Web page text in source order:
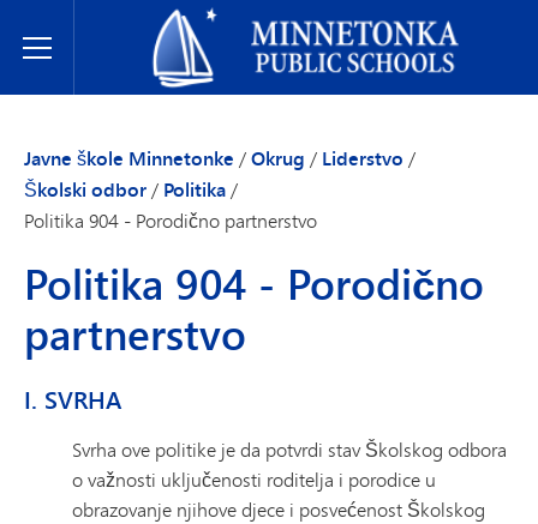
Toggle Menu
Javne škole Minnetonke
Javne škole Minnetonke /Okrug / Liderstvo /
Školski odbor/ Politika/
Politika 904 - Porodično partnerstvo
Politika 904 - Porodično
partnerstvo
I. SVRHA
Svrha ove politike je da potvrdi stav Školskog odbora
o važnosti uključenosti roditelja i porodice u
obrazovanje njihove djece i posvećenost Školskog